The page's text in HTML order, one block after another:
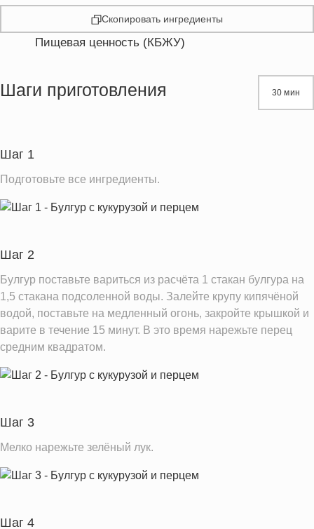
Скопировать ингредиенты
Пищевая ценность (КБЖУ)
Жиры
Пищевые волокна
Натрий
Шаги приготовления 30 мин
Шаг 1
Подготовьте все ингредиенты.
Шаг 2
Булгур поставьте вариться из расчёта 1 стакан булгура на
1,5 стакана подсоленной воды. Залейте крупу кипячёной
водой, поставьте на медленный огонь, закройте крышкой и
варите в течение 15 минут. В это время нарежьте перец
средним квадратом.
Шаг 3
Мелко нарежьте зелёный лук.
Шаг 4